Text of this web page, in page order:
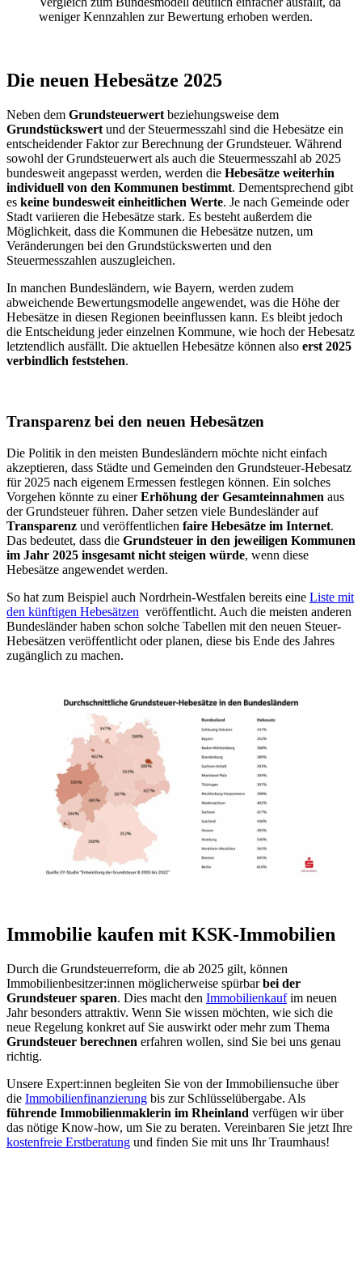
weniger Kennzahlen zur Bewertung erhoben werden.
Die neuen Hebesätze 2025
Neben dem Grundsteuerwert beziehungsweise dem
Grundstückswert und der Steuermesszahl sind die Hebesätze ein
entscheidender Faktor zur Berechnung der Grundsteuer. Während
sowohl der Grundsteuerwert als auch die Steuermesszahl ab 2025
bundesweit angepasst werden, werden die Hebesätze weiterhin
individuell von den Kommunen bestimmt. Dementsprechend gibt
es keine bundesweit einheitlichen Werte. Je nach Gemeinde oder
Stadt variieren die Hebesätze stark. Es besteht außerdem die
Möglichkeit, dass die Kommunen die Hebesätze nutzen, um
Veränderungen bei den Grundstückswerten und den
Steuermesszahlen auszugleichen.
In manchen Bundesländern, wie Bayern, werden zudem
abweichende Bewertungsmodelle angewendet, was die Höhe der
Hebesätze in diesen Regionen beeinflussen kann. Es bleibt jedoch
die Entscheidung jeder einzelnen Kommune, wie hoch der Hebesatz
letztendlich ausfällt. Die aktuellen Hebesätze können also erst 2025
verbindlich feststehen.
Transparenz bei den neuen Hebesätzen
Die Politik in den meisten Bundesländern möchte nicht einfach
akzeptieren, dass Städte und Gemeinden den Grundsteuer-Hebesatz
für 2025 nach eigenem Ermessen festlegen können. Ein solches
Vorgehen könnte zu einerErhöhung der Gesamteinnahmen aus
der Grundsteuer führen. Daher setzen viele Bundesländer auf
Transparenz und veröffentlichen faire Hebesätze im Internet.
Das bedeutet, dass die Grundsteuer in den jeweiligen Kommunen
im Jahr 2025 insgesamt nicht steigen würde, wenn diese
Hebesätze angewendet werden.
So hat zum Beispiel auch Nordrhein-Westfalen bereits eine Liste mit
den künftigen Hebesätzen veröffentlicht. Auch die meisten anderen
Bundesländer haben schon solche Tabellen mit den neuen Steuer-
Hebesätzen veröffentlicht oder planen, diese bis Ende des Jahres
zugänglich zu machen.
Immobilie kaufen mit KSK-Immobilien
Durch die Grundsteuerreform, die ab 2025 gilt, können
Immobilienbesitzer:innen möglicherweise spürbarbei der
Grundsteuer sparen. Dies macht den Immobilienkaufim neuen
Jahr besonders attraktiv. Wenn Sie wissen möchten, wie sich die
neue Regelung konkret auf Sie auswirkt oder mehr zum Thema
Grundsteuer berechnen erfahren wollen, sind Sie bei uns genau
richtig.
Unsere Expert:innen begleiten Sie von der Immobiliensuche über
die Immobilienfinanzierung bis zur Schlüsselübergabe. Als
führende Immobilienmaklerin im Rheinland verfügen wir über
das nötige Know-how, um Sie zu beraten. Vereinbaren Sie jetzt Ihre
kostenfreie Erstberatung und finden Sie mit uns Ihr Traumhaus!